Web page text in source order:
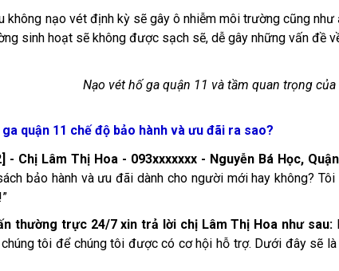
không nạo vét định kỳ sẽ gây ô nhiễm môi trường cũng
sinh hoạt sẽ không được sạch sẽ, dễ gây những vấn đề
Nạo vét hố ga quận 11 và tầm quan trọng
quận 11 chế độ bảo hành và ưu đãi ra sao?
- Chị Lâm Thị Hoa - 093xxxxxxx - Nguyễn Bá Học,
bảo hành và ưu đãi dành cho người mới hay không?
thường trực 24/7 xin trả lời chị Lâm Thị Hoa như sau:
tôi để chúng tôi được có cơ hội hỗ trợ. Dưới đây sẽ